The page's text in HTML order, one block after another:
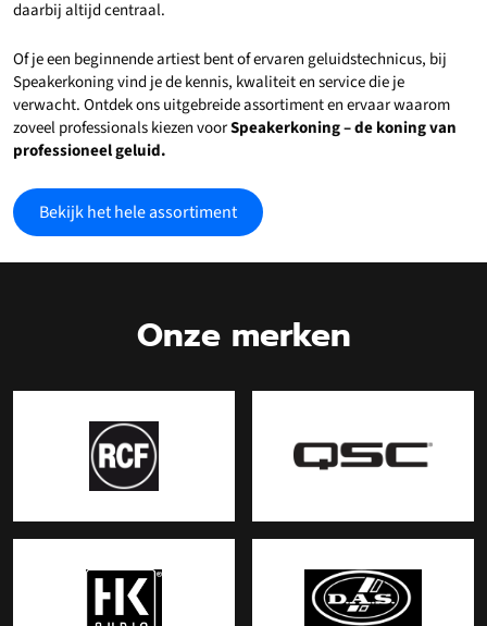
daarbij altijd centraal.
Of je een beginnende artiest bent of ervaren geluidstechnicus, bij
Speakerkoning vind je de kennis, kwaliteit en service die je
verwacht. Ontdek ons uitgebreide assortiment en ervaar waarom
zoveel professionals kiezen voorSpeakerkoning – de koning van
professioneel geluid.
Bekijk het hele assortiment
Onze merken